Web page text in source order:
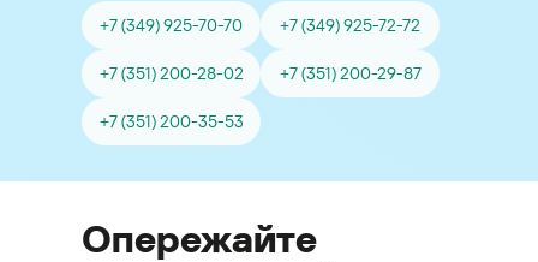
+7 (349) 925-70-70 +7 (349) 925-72-72
+7 (351) 200-28-02 +7 (351) 200-29-87
+7 (351) 200-35-53
Опережайте